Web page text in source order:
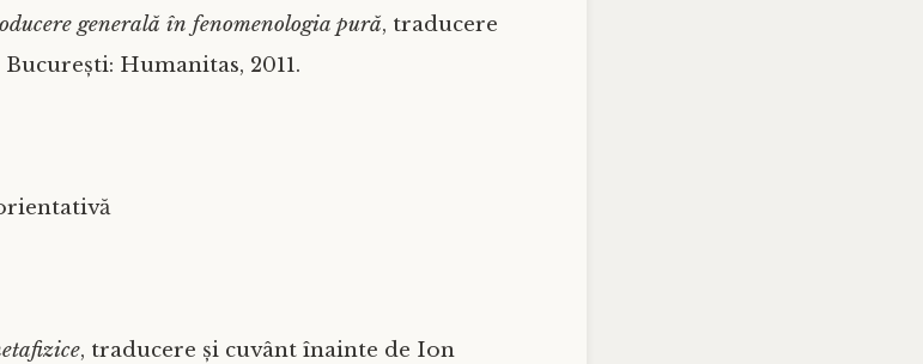
generală în fenomenologia pură, traducere
Humanitas, 2011.
, traducere și cuvânt înainte de Ion